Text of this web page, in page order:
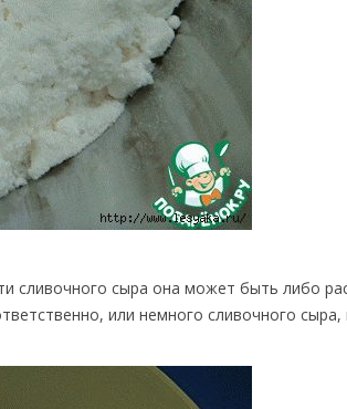
сливочного сыра она может быть либо
или немного сливочного сыра,